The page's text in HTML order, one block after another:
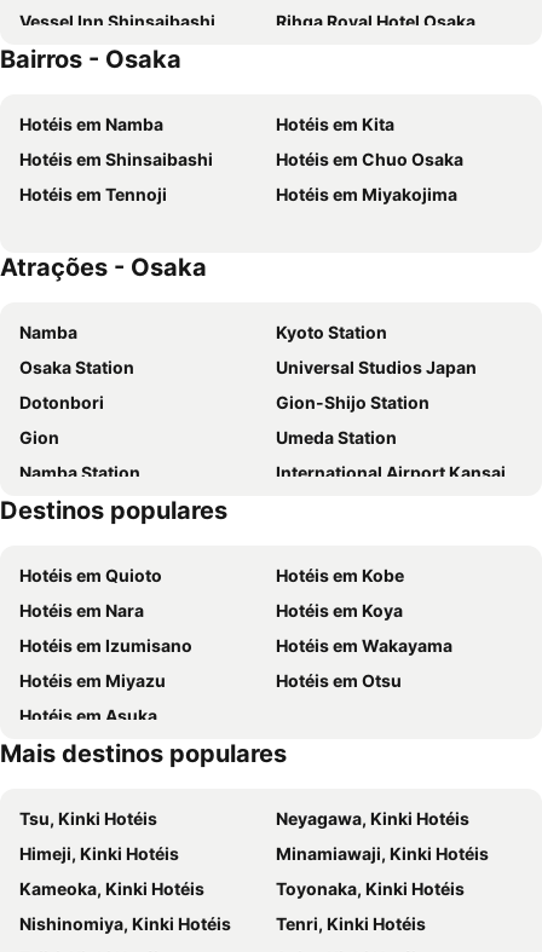
Vessel Inn Shinsaibashi
Rihga Royal Hotel Osaka
Toyoko Inn Osaka Namba
Hotel Granvia Osaka
Cross Hotel Osaka
The Rise Osaka Kitashinchi
Hotel Oriental Express Osaka Shinsaibashi
hotel androoms Osaka Hommachi
The Bridge Hotel Shinsaibashi
APA Hotel Midosuji Honmachi Ekihigashi
Swissotel Nankai Osaka
Park Central Sakura Hotel
Via Inn Shinsaibashi
Toyoko Inn Osaka Yodoyabashi-eki Minami
HOTEL LiVEMAX PREMIUM Umeda EAST
Quintessa Hotel Osaka Shinsaibashi
Hotel Keihan Universal Tower
GRAND HOSTEL LDK Osaka Shinsaibashi
KOKO HOTEL Osaka Shinsaibashi
The Lively Osaka Honmachi
Sotetsu Fresa Inn Osaka-Namba
Shinsaibashi Grand Hotel Osaka
APA Hotel & Resort Midosuji Hommachi Ekimae Tower
Hotel Nikko Osaka
The Royal Park Hotel Iconic Osaka Midosuji
Citadines Namba Osaka
HOTEL MYSTAYS Midosuji Honmachi
Daiwa Roynet Hotel Osaka Sakaisuji Honmachi PREMIER
Dormy Inn Osaka Tanimachi
SARASA HOTEL Shinsaibashi
Sotetsu Fresa Inn Yodoyabashi
Candeo Hotels Osaka The Tower
Hotel Resol Trinity Osaka
Sanco Inn Osaka Yodoyabashi
Sotetsu Fresa Inn Kitahama
APA Hotel Yodoyabashi Ekimae
Hotel Monterey Le Frere Osaka
Hotel Elcient Osaka Umeda
Hotel Forza Osaka Kitahama
アパホテル〈淀屋橋 北浜駅前〉
Bairros - Osaka
Hotéis em Namba
Hotéis em Kita
Hotéis em Shinsaibashi
Hotéis em Chuo Osaka
Hotéis em Tennoji
Hotéis em Miyakojima
Atrações - Osaka
Namba
Kyoto Station
Osaka Station
Universal Studios Japan
Dotonbori
Gion-Shijo Station
Gion
Umeda Station
Namba Station
International Airport Kansai
Higashiyama
Tennoji Station
Kita
Arima Onsen
Yodoyabashi Station
Dotonbori
Osaka City Air Terminal
Osaka City Central Hall
Museum of Oriental Ceramics
Festival Hall
Festival Hall
Kitashinchi
Nishi Honganji Temple
Taisho
Kobe Station
Sakaisuji Hommachi Station
Mino park
Suzumushi Temple
Nipponbashi Denden Town
Japan Mint
Destinos populares
Hotéis em Quioto
Hotéis em Kobe
Hotéis em Nara
Hotéis em Koya
Hotéis em Izumisano
Hotéis em Wakayama
Hotéis em Miyazu
Hotéis em Otsu
Hotéis em Asuka
Mais destinos populares
Tsu, Kinki Hotéis
Neyagawa, Kinki Hotéis
Himeji, Kinki Hotéis
Minamiawaji, Kinki Hotéis
Kameoka, Kinki Hotéis
Toyonaka, Kinki Hotéis
Nishinomiya, Kinki Hotéis
Tenri, Kinki Hotéis